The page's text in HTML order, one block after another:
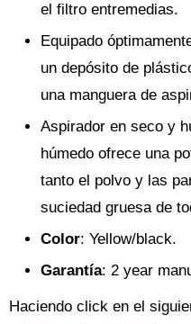
el filtro entremedias.
Equipado
un depósito de
una manguera de
Aspirador en seco y
húmedo ofrece una
tanto el polvo y las
suciedad gruesa de
Color: Yellow/black.
Garantía: 2 year
Haciendo click en el